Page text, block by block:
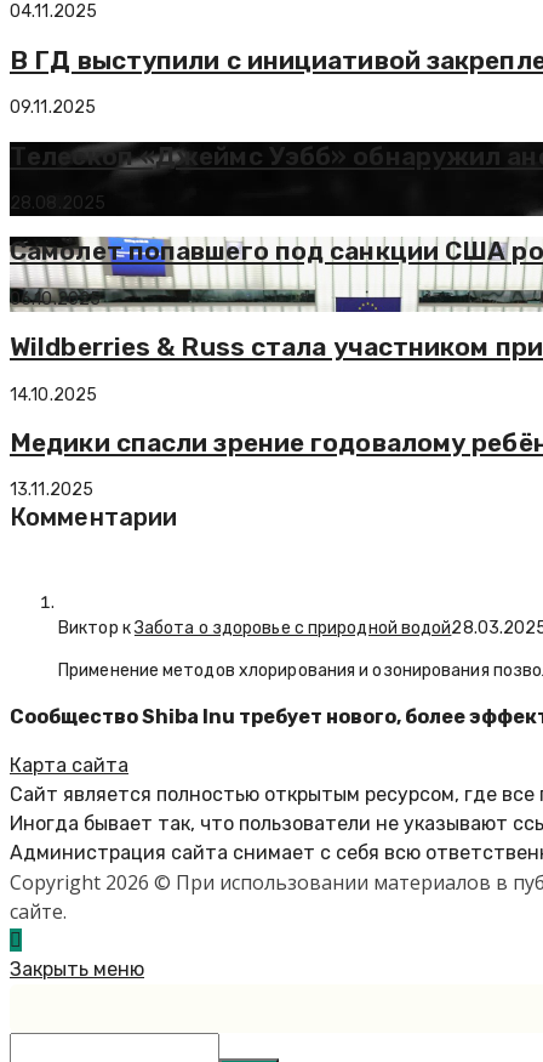
04.11.2025
В ГД выступили с инициативой
09.11.2025
Телескоп «Джеймс Уэбб» обнаружил
28.08.2025
Самолет попавшего под санкции США
06.10.2025
Wildberries & Russ стала участником
14.10.2025
Медики спасли зрение годовалому
13.11.2025
Комментарии
Виктор кЗабота о здоровье с природной водой
Применение методов хлорирования и озонирования
Сообщество Shiba Inu требует нового, более
Карта сайта
Сайт является полностью открытым ресурсом, где
Иногда бывает так, что пользователи не указывают
Администрация сайта снимает с себя всю
Copyright 2026 © При использовании материалов в
сайте.
Закрыть меню